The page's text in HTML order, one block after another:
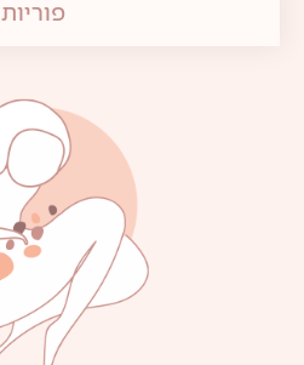
פוריות